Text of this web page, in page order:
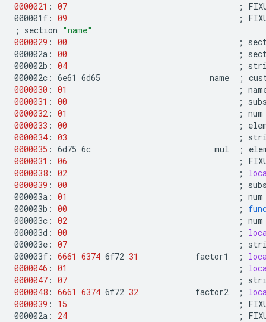
0000021 : 07 ;
000001f: 09 ;
;
section "name"
0000029 : 00 ;
000002a: 00 ;
000002b: 04 ;
000002c: 6e61 6d65 name ;
0000030 : 01 ;
0000031 : 00 ;
0000032 : 01 ; num
0000033 : 00 ;
0000034 : 03 ;
0000035 : 6d75 6c mul ;
0000031 : 06 ;
0000038 : 02 ;
0000039 : 00 ;
000003a: 01 ; num
000003b: 00 ;
000003c: 02 ; num
000003d: 00 ;
000003e: 07 ;
000003f: 6661 6374 6f72 31 factor1 ;
0000046 : 01 ;
0000047 : 07 ;
0000048 : 6661 6374 6f72 32 factor2 ;
0000039 : 15 ;
000002a:
24 ;